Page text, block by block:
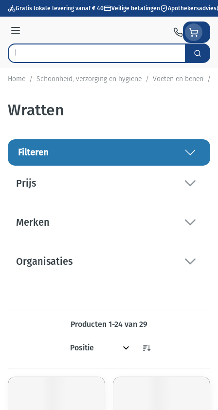
Ga naar de inhoud
Gratis lokale levering vanaf € 40 Veilige betalingen Apothekersadvies
Menu
Product, merk, categorie... Zoek
Home / Schoonheid, verzorging en hygiëne / Voeten en benen /
Wratten
Filteren
Prijs
Merken
Organisaties
Producten 1-24 van 29
Sorteer op: